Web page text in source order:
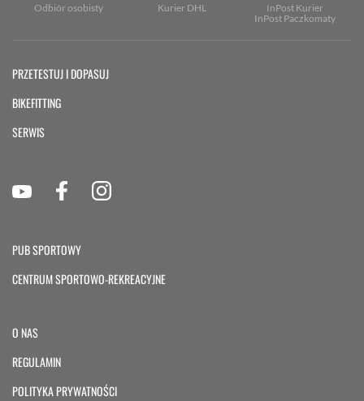
Odbiór osobisty Kurier DHL
InPost Kurier
InPost Paczkomaty
PRZETESTUJ I DOPASUJ
BIKEFITTING
SERWIS
PUB SPORTOWY
CENTRUM SPORTOWO-REKREACYJNE
O NAS
REGULAMIN
POLITYKA PRYWATNOŚCI